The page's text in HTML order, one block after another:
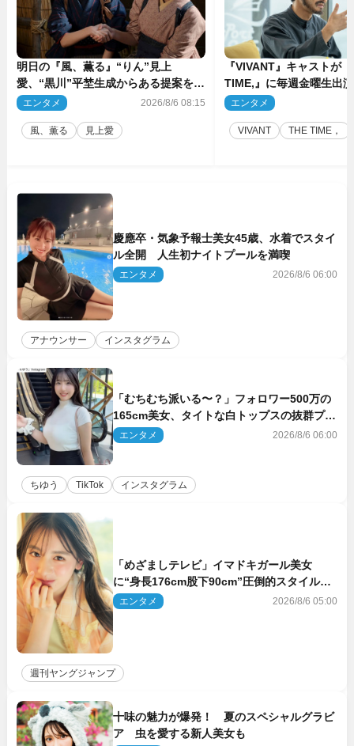
明日の『風、薫る』“りん”見上
愛、“黒川”平埜生成からある提案を受
ける
エンタメ 2026/8/6 08:15
風、薫る 見上愛
『VIVANT』キャストが
TIME,』に毎週金曜生出
リ役・山中崇
エンタメ
VIVANT THE TIME，
慶應卒・気象予報士美女45歳、水着でスタイ
ル全開 人生初ナイトプールを満喫
エンタメ 2026/8/6 06:00
アナウンサー インスタグラム
「むちむち派いる〜？」フォロワー500万の
165cm美女、タイトな白トップスの抜群プロ
ポーションにネット衝撃
エンタメ 2026/8/6 06:00
ちゆう TikTok インスタグラム
「めざましテレビ」イマドキガール美女
に“身長176cm股下90cm”圧倒的スタイルの
美女も ヤンジャン最新号
エンタメ 2026/8/6 05:00
週刊ヤングジャンプ
十味の魅力が爆発！ 夏のスペシャルグラビ
ア 虫を愛する新人美女も